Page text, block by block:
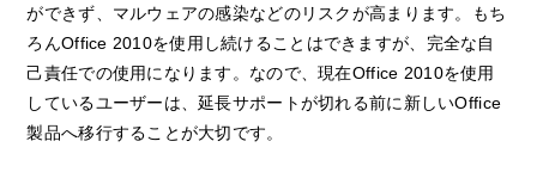
ができず、マルウェアの感染などのリスクが高まります。もち
ろんOffice 2010を使用し続けることはできますが、完全な自
己責任での使用になります。なので、現在Office 2010を使用
しているユーザーは、延長サポートが切れる前に新しいOffice
製品へ移行することが大切です。